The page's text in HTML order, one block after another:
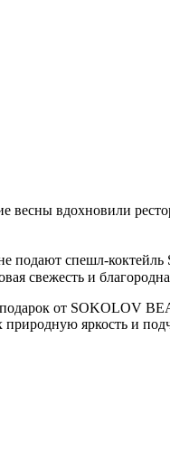
весны вдохновили
подают спешл-
свежесть и
от SOKOLOV
яркость и